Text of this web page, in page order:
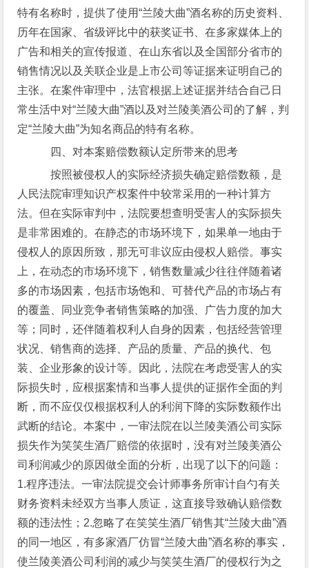
特有名称时，提供了使用“兰陵大曲”酒名称的历史资料、
历年在国家、省级评比中的获奖证书、在多家媒体上的
广告和相关的宣传报道、在山东省以及全国部分省市的
销售情况以及关联企业是上市公司等证据来证明自己的
主张。在案件审理中，法官根据上述证据并结合自己日
常生活中对“兰陵大曲”酒以及对兰陵美酒公司的了解，判
定“兰陵大曲”为知名商品的特有名称。
四、对本案赔偿数额认定所带来的思考
按照被侵权人的实际经济损失确定赔偿数额，是
人民法院审理知识产权案件中较常采用的一种计算方
法。但在实际审判中，法院要想查明受害人的实际损失
是非常困难的。在静态的市场环境下，如果单一地由于
侵权人的原因所致，那无可非议应由侵权人赔偿。事实
上，在动态的市场环境下，销售数量减少往往伴随着诸
多的市场因素，包括市场饱和、可替代产品的市场占有
的覆盖、同业竞争者销售策略的加强、广告力度的加大
等；同时，还伴随着权利人自身的因素，包括经营管理
状况、销售商的选择、产品的质量、产品的换代、包
装、企业形象的设计等。因此，法院在考虑受害人的实
际损失时，应根据案情和当事人提供的证据作全面的判
断，而不应仅仅根据权利人的利润下降的实际数额作出
武断的结论。本案中，一审法院在以兰陵美酒公司实际
损失作为笑笑生酒厂赔偿的依据时，没有对兰陵美酒公
司利润减少的原因做全面的分析，出现了以下的问题：
1.程序违法。一审法院提交会计师事务所审计自勺有关
财务资料未经双方当事人质证，这直接导致确认赔偿数
额的违法性；2.忽略了在笑笑生酒厂销售其“兰陵大曲”酒
的同一地区，有多家酒厂仿冒“兰陵大曲”酒名称的事实，
使兰陵美酒公司利润的减少与笑笑生酒厂的侵权行为之